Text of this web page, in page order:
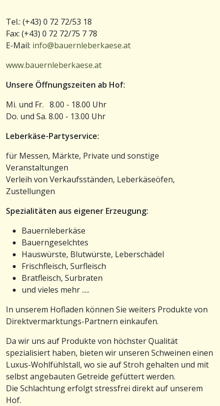
Tel.: (+43) 0 72 72/53 18
Fax: (+43) 0 72 72/75 7 78
E-Mail: info@bauernleberkaese.at
www.bauernleberkaese.at
Unsere Öffnungszeiten ab Hof:
Mi. und Fr. 8.00 - 18.00 Uhr
Do. und Sa. 8.00 - 13.00 Uhr
Leberkäse-Partyservice:
für Messen, Märkte, Private und sonstige
Veranstaltungen
Verleih von Verkaufsständen, Leberkäseöfen,
Zustellungen
Spezialitäten aus eigener Erzeugung:
Bauernleberkäse
Bauerngeselchtes
Hauswürste, Blutwürste, Leberschädel
Frischfleisch, Surfleisch
Bratfleisch, Surbraten
und vieles mehr .....
In unserem Hofladen können Sie weiters Produkte von
Direktvermarktungs-Partnern einkaufen.
Da wir uns auf Produkte von höchster Qualität
spezialisiert haben, bieten wir unseren Schweinen einen
Luxus-Wohlfühlstall, wo sie auf Stroh gehalten und mit
selbst angebauten Getreide gefüttert werden.
Die Schlachtung erfolgt stressfrei direkt auf unserem
Hof.